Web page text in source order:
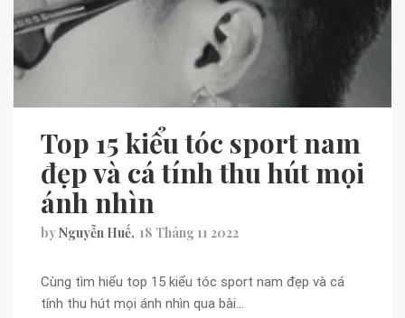
Top 15 kiểu tóc sport nam
đẹp và cá tính thu hút mọi
ánh nhìn
byNguyễn Huế 18 Tháng 11 2022
Cùng tìm hiểu top 15 kiểu tóc sport nam đẹp và cá
tính thu hút mọi ánh nhìn qua bài…